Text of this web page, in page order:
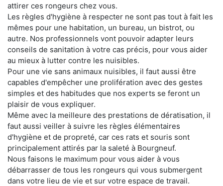
attirer ces rongeurs chez vous.
Les règles d'hygiène à respecter ne sont pas tout à fait les
mêmes pour une habitation, un bureau, un bistrot, ou
autre. Nos professionnels vont pouvoir adapter leurs
conseils de sanitation à votre cas précis, pour vous aider
au mieux à lutter contre les nuisibles.
Pour une vie sans animaux nuisibles, il faut aussi être
capables d'empêcher une prolifération avec des gestes
simples et des habitudes que nos experts se feront un
plaisir de vous expliquer.
Même avec la meilleure des prestations de dératisation, il
faut aussi veiller à suivre les règles élémentaires
d'hygiène et de propreté, car ces rats et souris sont
principalement attirés par la saleté à Bourgneuf.
Nous faisons le maximum pour vous aider à vous
débarrasser de tous les rongeurs qui vous submergent
dans votre lieu de vie et sur votre espace de travail.